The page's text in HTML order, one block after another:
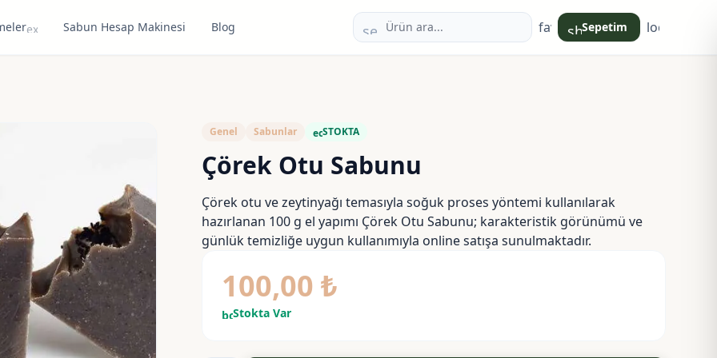
expand_moreSabun Hesap Makinesi Blog search favoriteshopping_bag
Sepetim login
Genel Sabunlar ecoSTOKTA
Çörek Otu Sabunu
Çörek otu ve zeytinyağı temasıyla soğuk proses yöntemi kullanılarak
hazırlanan 100 g el yapımı Çörek Otu Sabunu; karakteristik görünümü ve
günlük temizliğe uygun kullanımıyla online satışa sunulmaktadır.
100,00 ₺
boltStokta Var